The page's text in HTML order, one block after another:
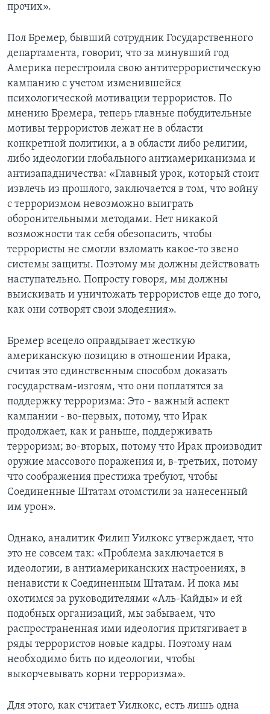
прочих».
Пол Бремер, бывший сотрудник Государственного
департамента, говорит, что за минувший год
Америка перестроила свою антитеррористическую
кампанию с учетом изменившейся
психологической мотивации террористов. По
мнению Бремера, теперь главные побудительные
мотивы террористов лежат не в области
конкретной политики, а в области либо религии,
либо идеологии глобального антиамериканизма и
антизападничества: «Главный урок, который стоит
извлечь из прошлого, заключается в том, что войну
с терроризмом невозможно выиграть
оборонительными методами. Нет никакой
возможности так себя обезопасить, чтобы
террористы не смогли взломать какое-то звено
системы защиты. Поэтому мы должны действовать
наступательно. Попросту говоря, мы должны
выискивать и уничтожать террористов еще до того,
как они сотворят свои злодеяния».
Бремер всецело оправдывает жесткую
американскую позицию в отношении Ирака,
считая это единственным способом доказать
государствам-изгоям, что они поплатятся за
поддержку терроризма: Это - важный аспект
кампании - во-первых, потому, что Ирак
продолжает, как и раньше, поддерживать
терроризм; во-вторых, потому что Ирак производит
оружие массового поражения и, в-третьих, потому
что соображения престижа требуют, чтобы
Соединенные Штатам отомстили за нанесенный
им урон».
Однако, аналитик Филип Уилкокс утверждает, что
это не совсем так: «Проблема заключается в
идеологии, в антиамериканских настроениях, в
ненависти к Соединенным Штатам. И пока мы
охотимся за руководителями «Аль-Кайды» и ей
подобных организаций, мы забываем, что
распространенная ими идеология притягивает в
ряды террористов новые кадры. Поэтому нам
необходимо бить по идеологии, чтобы
выкорчевывать корни терроризма».
Для этого, как считает Уилкокс, есть лишь одна